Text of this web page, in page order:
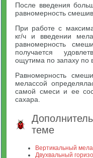
После введения
равномерность
При работе с
кг/ч и введении
равномерность
получается
ощутима по запаху по
Равномерность
мелассой
самой смеси и ее
сахара.
теме
Вертикальный
Двухвальный